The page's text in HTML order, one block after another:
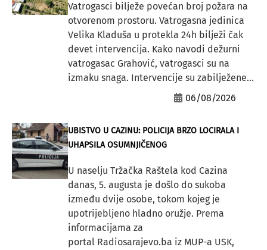
Vatrogasci bilježe povećan broj požara na
otvorenom prostoru. Vatrogasna jedinica
Velika Kladuša u protekla 24h bilježi čak
devet intervencija. Kako navodi dežurni
vatrogasac Grahović, vatrogasci su na
izmaku snaga. Intervencije su zabilježene...
06/08/2026
UBISTVO U CAZINU: POLICIJA BRZO LOCIRALA I
UHAPSILA OSUMNJIČENOG
U naselju Tržačka Raštela kod Cazina
danas, 5. augusta je došlo do sukoba
između dvije osobe, tokom kojeg je
upotrijebljeno hladno oružje. Prema
informacijama za
portal Radiosarajevo.ba iz MUP-a USK,